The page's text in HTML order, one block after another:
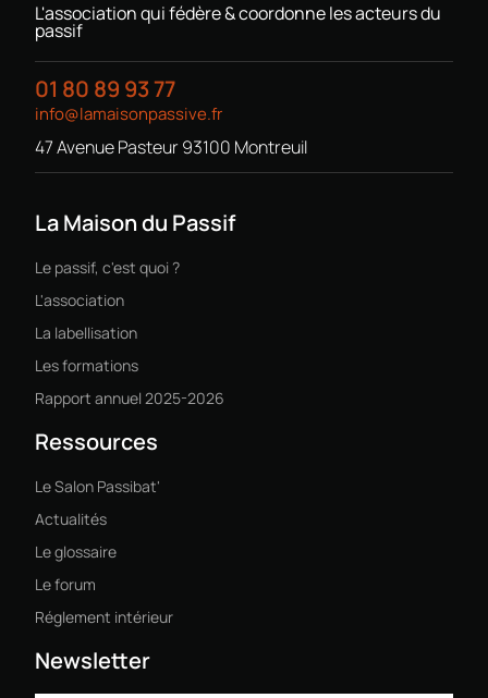
L'association qui fédère & coordonne les acteurs du
passif
01 80 89 93 77
info@lamaisonpassive.fr
47 Avenue Pasteur 93100 Montreuil
La Maison du Passif
Le passif, c'est quoi ?
L'association
La labellisation
Les formations
Rapport annuel 2025-2026
Ressources
Le Salon Passibat'
Actualités
Le glossaire
Le forum
Réglement intérieur
Newsletter